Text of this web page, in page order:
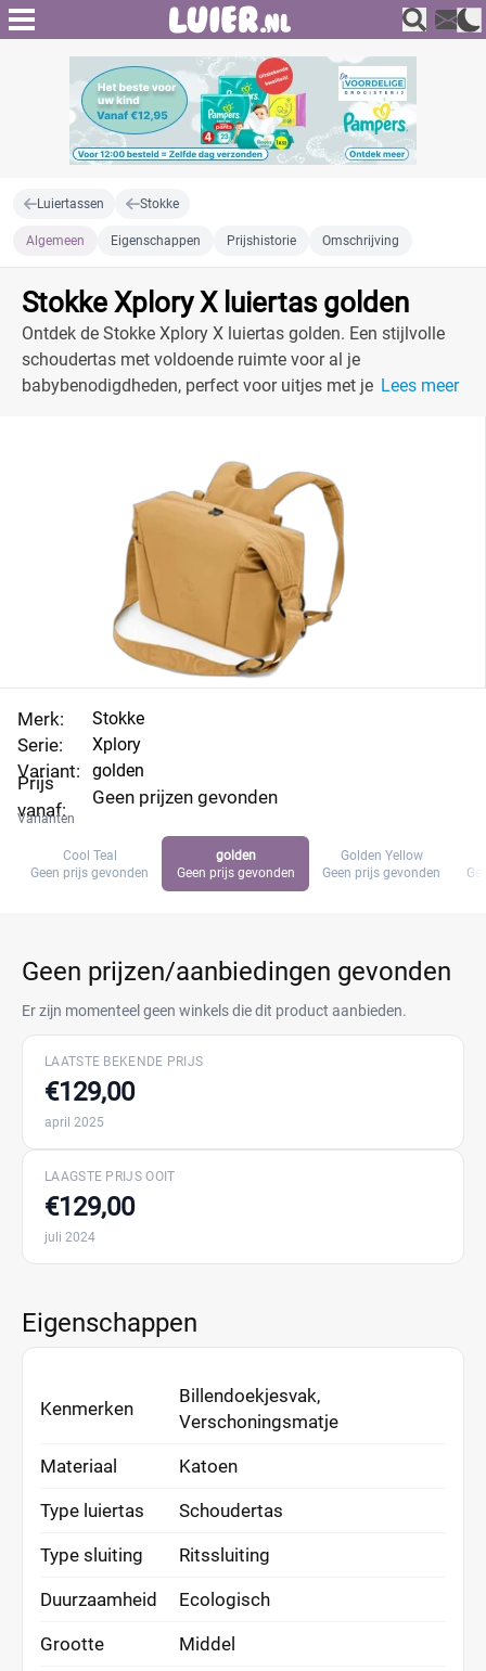
Luiertassen Stokke
Algemeen Eigenschappen Prijshistorie Omschrijving
Stokke Xplory X luiertas golden
Ontdek de Stokke Xplory X luiertas golden. Een stijlvolle
schoudertas met voldoende ruimte voor al je
babybenodigdheden, perfect voor uitjes met je kleintje.
Lees meer
Merk:
Serie:
Variant:
Prijs
vanaf:
Stokke
Xplory
golden
Geen prijzen gevonden
Varianten
Cool Teal
Geen prijs gevonden
golden
Geen prijs gevonden
Golden Yellow
Geen prijs gevonden
Geen prijzen/aanbiedingen gevonden
Er zijn momenteel geen winkels die dit product aanbieden.
LAATSTE BEKENDE PRIJS
€129,00
april 2025
LAAGSTE PRIJS OOIT
€129,00
juli 2024
Eigenschappen
Kenmerken
Billendoekjesvak,
Verschoningsmatje
Materiaal Katoen
Type luiertas Schoudertas
Type sluiting Ritssluiting
Duurzaamheid Ecologisch
Grootte Middel